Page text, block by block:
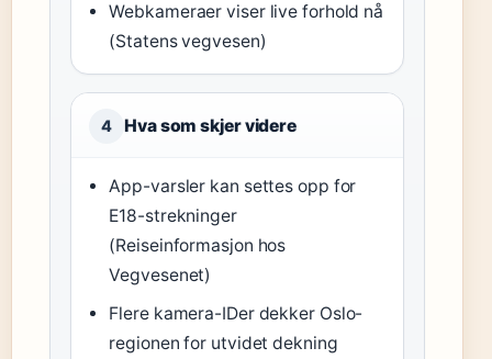
Webkameraer viser live forhold nå
(Statens vegvesen)
4 Hva som skjer videre
App-varsler kan settes opp for
E18-strekninger
(Reiseinformasjon hos
Vegvesenet)
Flere kamera-IDer dekker Oslo-
regionen for utvidet dekning